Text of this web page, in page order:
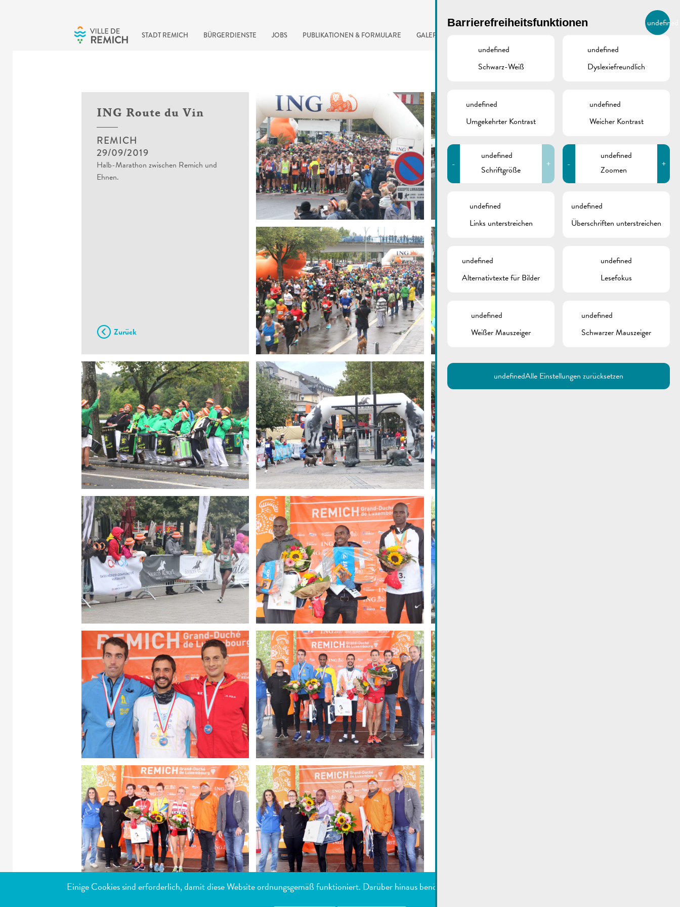
STADT REMICH BÜRGERDIENSTE JOBS PUBLIKATIONEN & FORMULARE GALERIE DE
BIERGER.REMICH.LU
ING Route du Vin
REMICH
29/09/2019
Halb-Marathon zwischen Remich und
Ehnen.
Zurück
automatisierte Suchmaschine
Barrierefreiheitsfunktionen undefined
undefined
Schwarz-Weiß
undefined
Dyslexiefreundlich
undefined
Umgekehrter Kontrast
undefined
Weicher Kontrast
-
undefined
Schriftgröße
+ -
undefined
Zoomen
+
undefined
Links unterstreichen
undefined
Überschriften unterstreichen
undefined
Alternativtexte für Bilder
undefined
Lesefokus
undefined
Weißer Mauszeiger
undefined
Schwarzer Mauszeiger
undefinedAlle Einstellungen zurücksetzen
Einige Cookies sind erforderlich, damit diese Website ordnungsgemäß funktioniert. Darüber hinaus benötigen einige externe Dienste Ihre Arbeitserlaubnis.